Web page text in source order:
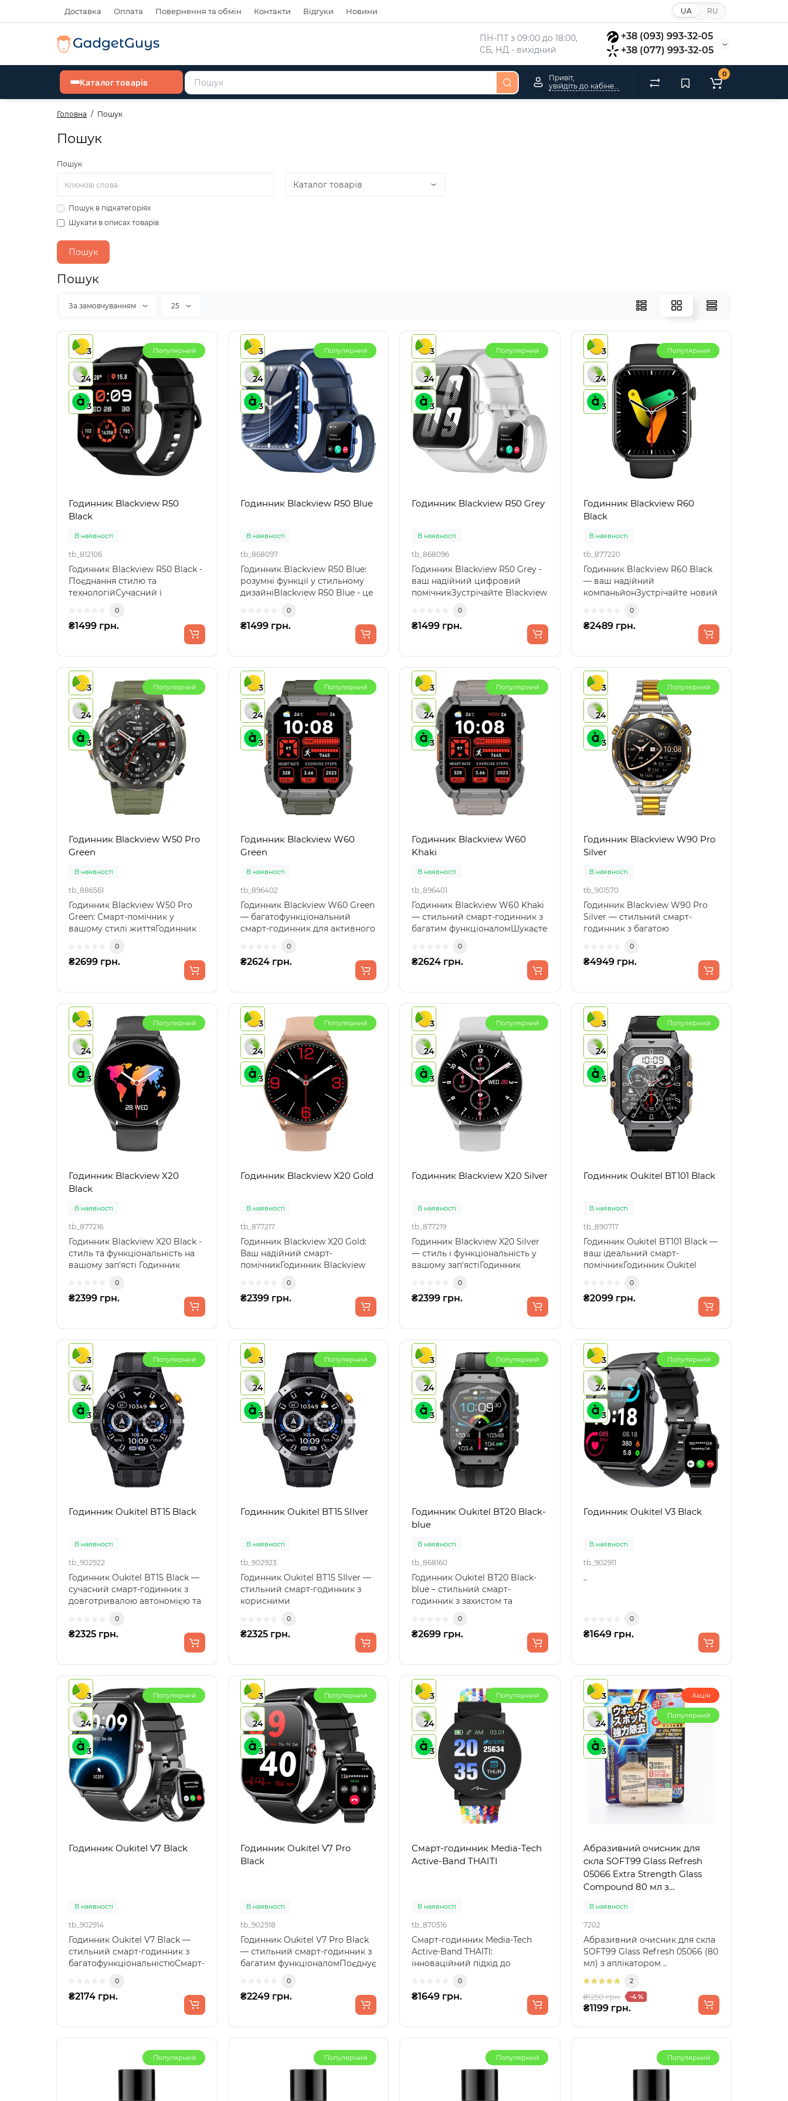
Доставка Оплата Повернення та обмін Контакти Відгуки Новини UA RU
ПН-ПТ з 09:00 до 18:00,
СБ, НД - вихідний
+38 (093) 993-32-05
+38 (077) 993-32-05
Каталог товарів
Привіт,
0
Головна Пошук
Пошук
Пошук
Пошук в підкатегоріях
Шукати в описах товарів
Пошук
За замовчуванням 25
3
24
3
Популярний
Годинник Blackview R50
Black
В наявності
tb_812106
Годинник Blackview R50 Black -
Поєднання стилю та
технологійСучасний і
0
₴1499 грн.
3
24
3
Популярний
Годинник Blackview R50 Blue
В наявності
tb_868097
Годинник Blackview R50 Blue:
розумні функції у стильному
дизайніBlackview R50 Blue - це
0
₴1499 грн.
3
24
3
Популярний
Годинник Blackview R50 Grey
В наявності
tb_868096
Годинник Blackview R50 Grey -
ваш надійний цифровий
помічникЗустрічайте Blackview
0
₴1499 грн.
3
24
3
Популярний
Годинник Blackview R60
Black
В наявності
tb_877220
Годинник Blackview R60 Black
— ваш надійний
компаньйонЗустрічайте новий
0
₴2489 грн.
3
24
3
Популярний
Годинник Blackview W50 Pro
Green
В наявності
tb_886561
Годинник Blackview W50 Pro
Green: Смарт-помічник у
вашому стилі життяГодинник
0
₴2699 грн.
3
24
3
Популярний
Годинник Blackview W60
Green
В наявності
tb_896402
Годинник Blackview W60 Green
— багатофункціональний
смарт-годинник для активного
0
₴2624 грн.
3
24
3
Популярний
Годинник Blackview W60
Khaki
В наявності
tb_896401
Годинник Blackview W60 Khaki
— стильний смарт-годинник з
багатим функціоналомШукаєте
0
₴2624 грн.
3
24
3
Популярний
Годинник Blackview W90 Pro
Silver
В наявності
tb_901570
Годинник Blackview W90 Pro
Silver — стильний смарт-
годинник з багатою
годинник п..
0
₴4949 грн.
3
24
3
Популярний
Годинник Blackview X20
Black
В наявності
tb_877216
Годинник Blackview X20 Black -
стиль та функціональність на
вашому зап'ясті Годинник
0
₴2399 грн.
3
24
3
Популярний
Годинник Blackview X20 Gold
В наявності
tb_877217
Годинник Blackview X20 Gold:
Ваш надійний смарт-
помічникГодинник Blackview
0
₴2399 грн.
3
24
3
Популярний
Годинник Blackview X20 Silver
В наявності
tb_877219
Годинник Blackview X20 Silver
— стиль і функціональність у
вашому зап'ястіГодинник
0
₴2399 грн.
3
24
3
Популярний
Годинник Oukitel BT101 Black
В наявності
tb_890717
Годинник Oukitel BT101 Black —
ваш ідеальний смарт-
помічникГодинник Oukitel
0
₴2099 грн.
3
24
3
Популярний
Годинник Oukitel BT15 Black
В наявності
tb_902922
Годинник Oukitel BT15 Black —
сучасний смарт-годинник з
довготривалою автономією та
0
₴2325 грн.
3
24
3
Популярний
Годинник Oukitel BT15 SIlver
В наявності
tb_902923
Годинник Oukitel BT15 SIlver —
стильний смарт-годинник з
корисними
годинник Oukite..
0
₴2325 грн.
3
24
3
Популярний
Годинник Oukitel BT20 Black-
blue
В наявності
tb_868160
Годинник Oukitel BT20 Black-
blue – стильний смарт-
годинник з захистом та
0
₴2699 грн.
3
24
3
Популярний
Годинник Oukitel V3 Black
В наявності
tb_902911
..
0
₴1649 грн.
3
24
3
Популярний
Годинник Oukitel V7 Black
В наявності
tb_902914
Годинник Oukitel V7 Black —
стильний смарт-годинник з
багатофункціональністюСмарт-
0
₴2174 грн.
3
24
3
Популярний
Годинник Oukitel V7 Pro
Black
В наявності
tb_902918
Годинник Oukitel V7 Pro Black
— стильний смарт-годинник з
багатим функціоналомПоєднує
0
₴2249 грн.
3
24
3
Популярний
Смарт-годинник Media-Tech
Active-Band THAITI
В наявності
tb_870516
Смарт-годинник Media-Tech
Active-Band THAITI:
інноваційний підхід до
0
₴1649 грн.
3
24
3
Акція
Популярний
Абразивний очисник для
скла SOFT99 Glass Refresh
05066 Extra Strength Glass
Compound 80 мл з
В наявності
7202
Абразивний очисник для скла
SOFT99 Glass Refresh 05066 (80
мл) з аплікатором ..
2
₴1250 грн. -4 %
₴1199 грн.
Популярний Популярний Популярний Популярний